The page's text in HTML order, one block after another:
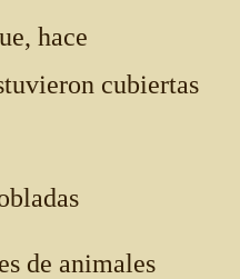
hace
cubiertas
de animales